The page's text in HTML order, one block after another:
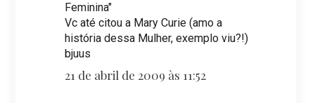
Feminina"
Vc até citou a Mary Curie (amo a
história dessa Mulher, exemplo viu?!)
bjuus
21 de abril de 2009 às 11:52